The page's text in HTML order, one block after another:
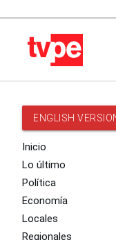
ENGLISH
Inicio
Lo último
Política
Economía
Locales
Regionales